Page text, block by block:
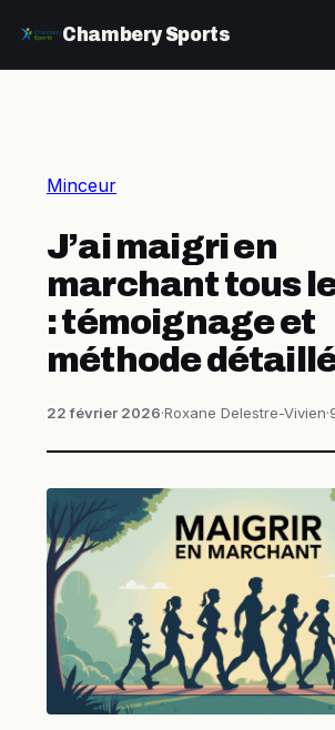
Chambery Sports
Minceur
J’ai maigri en
marchant tous
: témoignage et
méthode
22 février 2026·Roxane Delestre-Vivien·